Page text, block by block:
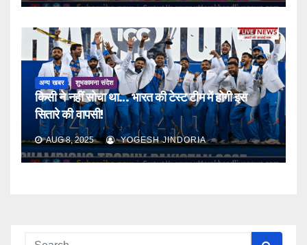
अन्य खबर शुभकामना संदेश
किसी ने नहीं सोचा था… भारत की टेस्ट टीम में होगी इस
सितारे की वापसी!
AUG 8, 2025 YOGESH JINDORIA